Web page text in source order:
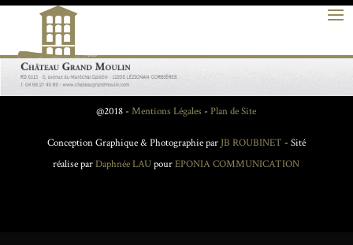
@2018 - Mentions Légales - Plan de Site
Conception Graphique & Photographie par JB ROUBINET - Sité
réalise parDaphnée LAUpourEPONIA COMMUNICATION